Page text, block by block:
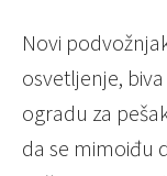
Novi
osvetljenje,
ogradu za
da se mimoiđu